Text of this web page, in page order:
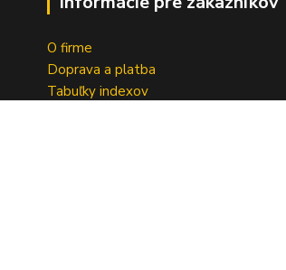
O firme
Doprava a platba
Tabuľky indexov